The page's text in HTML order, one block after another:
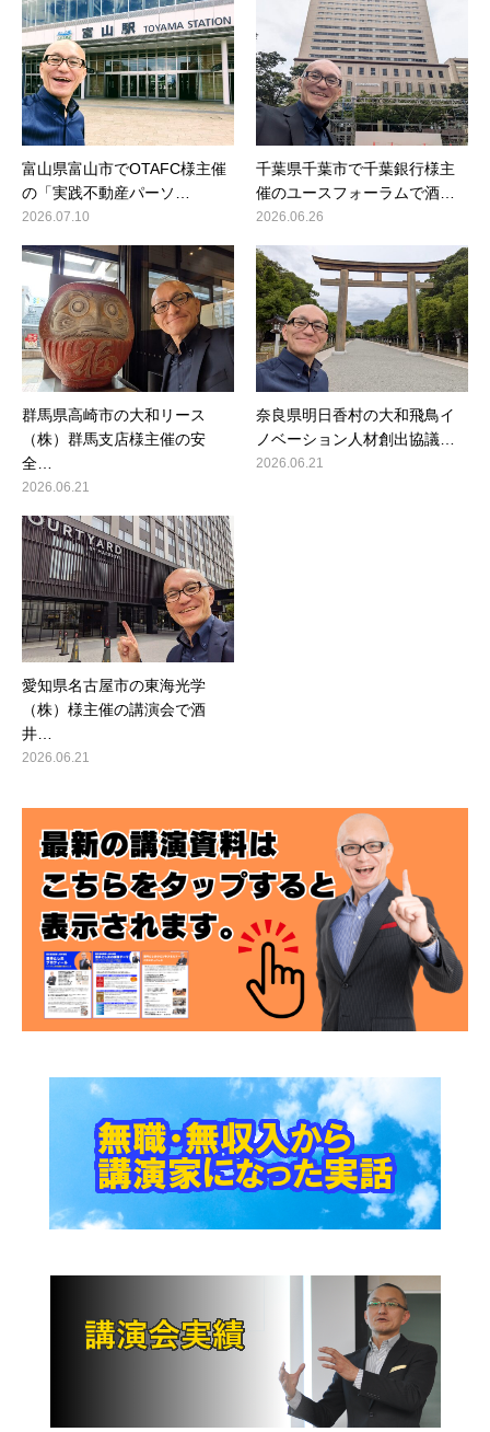
富山県富山市でOTAFC様主催
の「実践不動産パーソ…
2026.07.10
千葉県千葉市で千葉銀行様主
催のユースフォーラムで酒…
2026.06.26
群馬県高崎市の大和リース
（株）群馬支店様主催の安
全…
2026.06.21
奈良県明日香村の大和飛鳥イ
ノベーション人材創出協議…
2026.06.21
愛知県名古屋市の東海光学
（株）様主催の講演会で酒
井…
2026.06.21